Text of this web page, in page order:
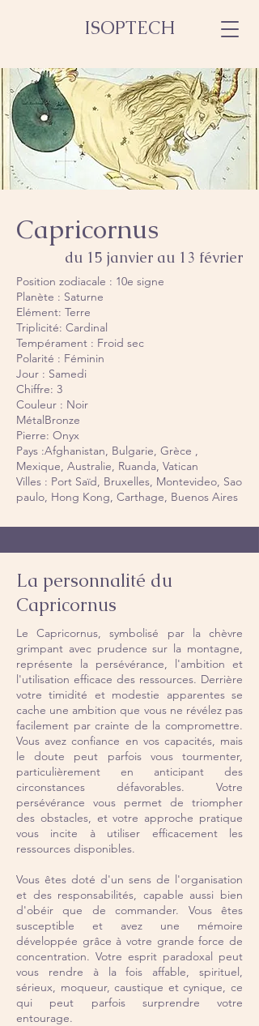
ISOPTECH
Capricornus
du 15 janvier au 13 février
Position zodiacale : 10e signe
Planète : Saturne
Elément: Terre
Triplicité: Cardinal
Tempérament : Froid sec
Polarité : Féminin
Jour : Samedi
Chiffre: 3
Couleur : Noir
MétalBronze
Pierre: Onyx
Pays :Afghanistan, Bulgarie, Grèce ,
Mexique, Australie, Ruanda, Vatican
Villes : Port Saïd, Bruxelles, Montevideo, Sao
paulo, Hong Kong, Carthage, Buenos Aires
La personnalité du
Capricornus
Le Capricornus, symbolisé par la chèvre
grimpant avec prudence sur la montagne,
représente la persévérance, l'ambition et
l'utilisation efficace des ressources. Derrière
votre timidité et modestie apparentes se
cache une ambition que vous ne révélez pas
facilement par crainte de la compromettre.
Vous avez confiance en vos capacités, mais
le doute peut parfois vous tourmenter,
particulièrement en anticipant des
circonstances défavorables. Votre
persévérance vous permet de triompher
des obstacles, et votre approche pratique
vous incite à utiliser efficacement les
ressources disponibles.
Vous êtes doté d'un sens de l'organisation
et des responsabilités, capable aussi bien
d'obéir que de commander. Vous êtes
susceptible et avez une mémoire
développée grâce à votre grande force de
concentration. Votre esprit paradoxal peut
vous rendre à la fois affable, spirituel,
sérieux, moqueur, caustique et cynique, ce
qui peut parfois surprendre votre
entourage.